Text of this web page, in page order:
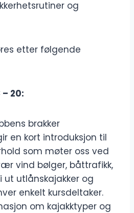
og
etter følgende
– 20:
brakker
en kort introduksjon til
som møter oss ved
vind bølger, båttrafikk,
ut utlånskajakker og
enkelt kursdeltaker.
om kajakktyper og